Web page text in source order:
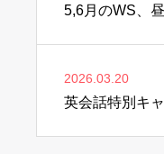
2026.03.20
英会話特別キ